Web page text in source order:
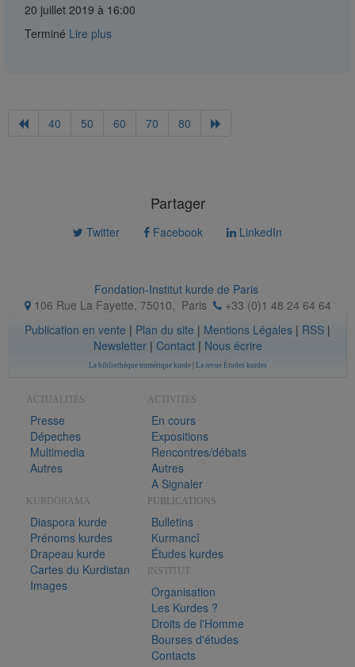
20 juillet 2019 à 16:00
Terminé Lire plus
40 50 60 70 80
Partager
Twitter Facebook LinkedIn
Fondation-Institut kurde de Paris
106 Rue La Fayette, 75010, Paris
+33 (0)1 48 24 64 64
Publication en vente | Plan du site | Mentions Légales | RSS |
Newsletter| Contact| Nous écrire
La bibliothèque numérique kurde| La revue Études kurdes
ACTUALITÉS
Presse
Dépeches
Multimedia
Autres
ACTIVITÉS
En cours
Expositions
Rencontres/débats
Autres
A Signaler
KURDORAMA
Diaspora kurde
Prénoms kurdes
Drapeau kurde
Cartes du Kurdistan
Images
PUBLICATIONS
Bulletins
Kurmancî
Études kurdes
INSTITUT
Organisation
Les Kurdes ?
Droits de l'Homme
Bourses d'études
Contacts